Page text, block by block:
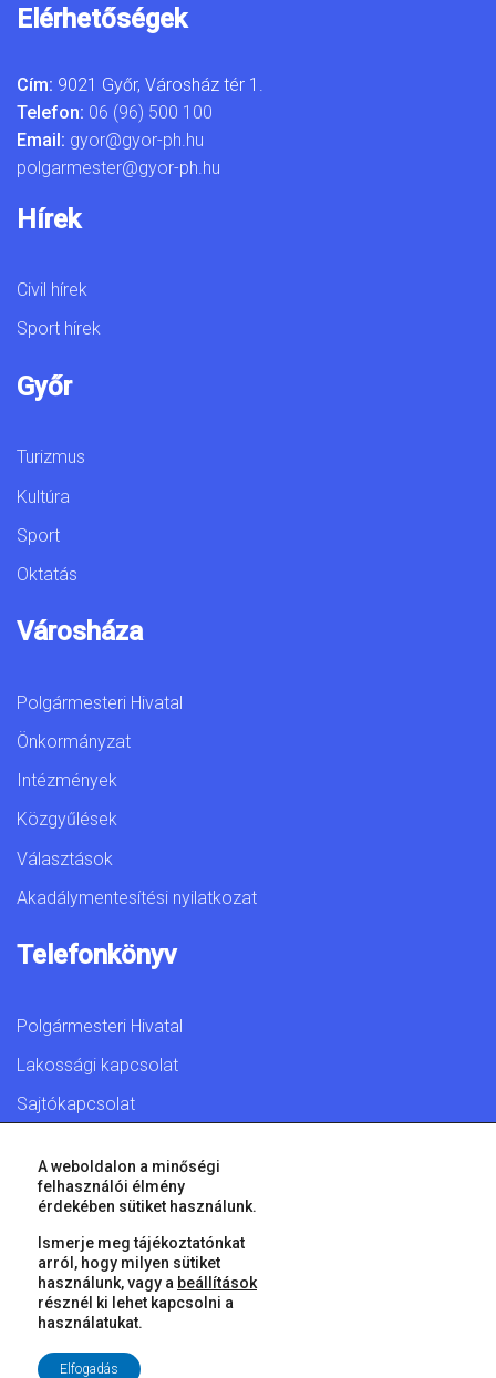
Elérhetőségek
Cím: 9021 Győr, Városház tér 1.
Telefon: 06 (96) 500 100
Email: gyor@gyor-ph.hu
polgarmester@gyor-ph.hu
Hírek
Civil hírek
Sport hírek
Győr
Turizmus
Kultúra
Sport
Oktatás
Városháza
Polgármesteri Hivatal
Önkormányzat
Intézmények
Közgyűlések
Választások
Akadálymentesítési nyilatkozat
Telefonkönyv
Polgármesteri Hivatal
Lakossági kapcsolat
Sajtókapcsolat
© 2026 Győr Megyei Jogú Város • Minden jog fenntartva!
A weboldalon a minőségi
felhasználói élmény
érdekében sütiket használunk.
Ismerje meg tájékoztatónkat
arról, hogy milyen sütiket
használunk, vagy a beállítások
résznél ki lehet kapcsolni a
használatukat.
Elfogadás